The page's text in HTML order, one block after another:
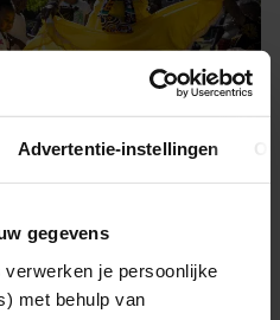
Advertentie-instellingen
gegevens
verwerken je persoonlijke
met behulp van